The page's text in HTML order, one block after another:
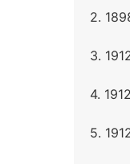
2.
3.
4.
5.